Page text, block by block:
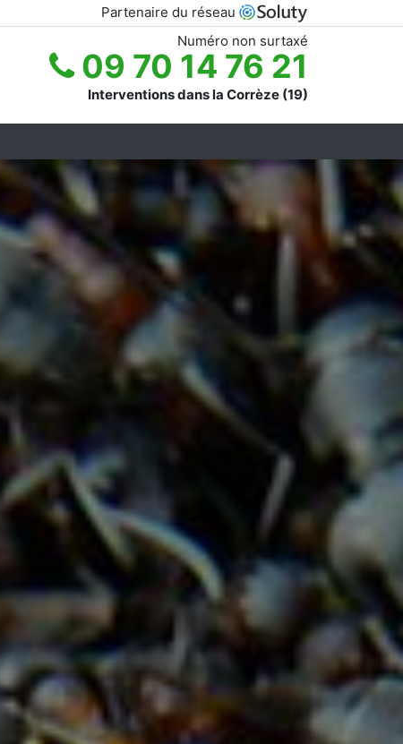
Partenaire du réseau
Numéro non surtaxé
09 70 14 76 21
Interventions dans la Corrèze (19)